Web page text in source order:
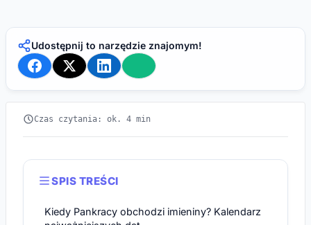
Udostępnij to narzędzie znajomym!
Czas czytania: ok. 4 min
SPIS TREŚCI
Kiedy Pankracy obchodzi imieniny? Kalendarz